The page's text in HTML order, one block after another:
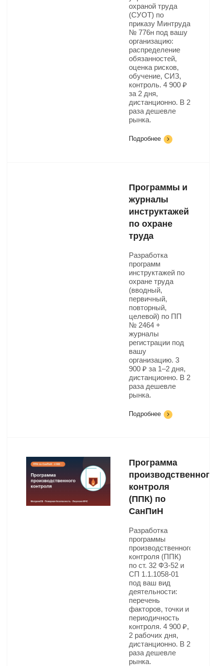
охраной труда
(СУОТ) по
приказу Минтруда
№ 776н под вашу
организацию:
распределение
обязанностей,
оценка рисков,
обучение, СИЗ,
контроль. 4 900 ₽
за 2 дня,
дистанционно. В 2
раза дешевле
рынка.
Подробнее
Программы и
журналы
инструктажей
по охране
труда
Разработка
программ
инструктажей по
охране труда
(вводный,
первичный,
повторный,
целевой) по ПП
№ 2464 +
журналы
регистрации под
вашу
организацию. 3
900 ₽ за 1–2 дня,
дистанционно. В 2
раза дешевле
рынка.
Подробнее
Программа
производственного
контроля
(ППК) по
СанПиН
Разработка
программы
производственного
контроля (ППК)
по ст. 32 ФЗ-52 и
СП 1.1.1058-01
под ваш вид
деятельности:
перечень
факторов, точки и
периодичность
контроля. 4 900 ₽,
2 рабочих дня,
дистанционно. В 2
раза дешевле
рынка.